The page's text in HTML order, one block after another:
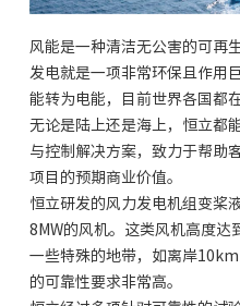
风能是一种清洁无公害的可再
发电就是一项非常环保且作用
能转为电能，目前世界各国都
无论是陆上还是海上，恒立都
与控制解决方案，致力于帮助
项目的预期商业价值。
恒立研发的风力发电机组变桨
8MW的风机。这类风机高度达
一些特殊的地带，如离岸
的可靠性要求非常高。